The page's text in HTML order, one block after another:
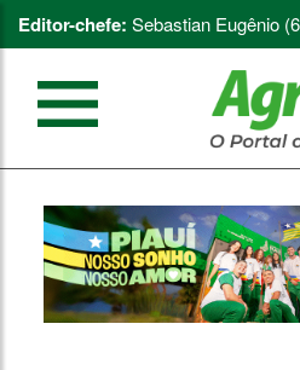
Editor-chefe: Sebastian Eugênio